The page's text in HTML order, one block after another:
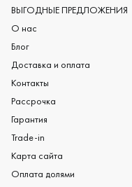
Черные обручальные кольца
ВЫГОДНЫЕ ПРЕДЛОЖЕНИЯ
О нас
Блог
Доставка и оплата
Контакты
Рассрочка
Гарантия
Trade-in
Карта сайта
Оплата долями